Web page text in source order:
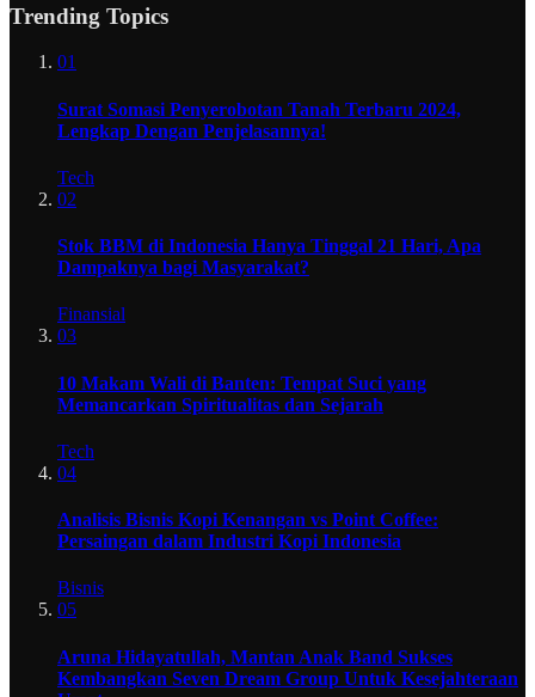
Trending Topics
01
Surat Somasi Penyerobotan Tanah Terbaru 2024,
Lengkap Dengan Penjelasannya!
Tech
02
Stok BBM di Indonesia Hanya Tinggal 21 Hari, Apa
Dampaknya bagi Masyarakat?
Finansial
03
10 Makam Wali di Banten: Tempat Suci yang
Memancarkan Spiritualitas dan Sejarah
Tech
04
Analisis Bisnis Kopi Kenangan vs Point Coffee:
Persaingan dalam Industri Kopi Indonesia
Bisnis
05
Aruna Hidayatullah, Mantan Anak Band Sukses
Kembangkan Seven Dream Group Untuk Kesejahteraan